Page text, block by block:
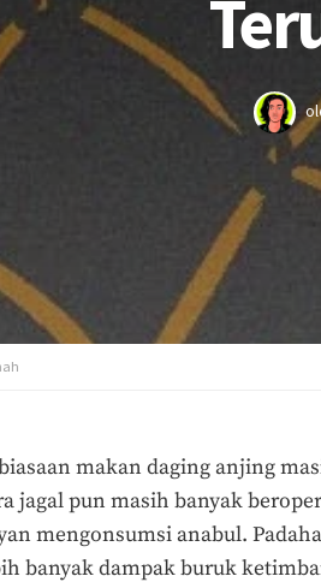
makan daging anjing
jagal pun masih banyak
mengonsumsi anabul.
banyak dampak buruk